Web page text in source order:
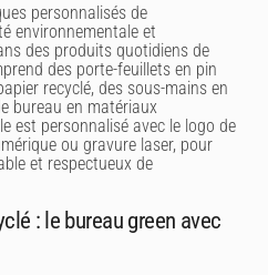
personnalisés de
environnementale et
des produits quotidiens de
des porte-feuillets en pin
recyclé, des sous-mains en
bureau en matériaux
est personnalisé avec le logo de
ou gravure laser, pour
et respectueux de
: le bureau green avec